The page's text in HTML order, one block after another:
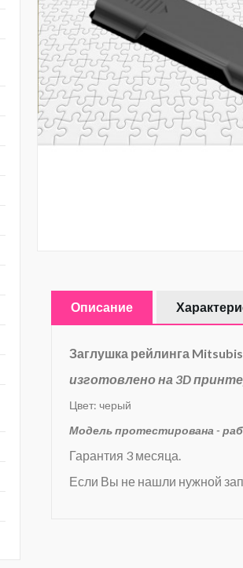
Описание
Заглушка рейлинга
изготовлено на 3D
Цвет: черый
Модель протестирована -
Гарантия 3 месяца.
Если Вы не нашли нужной